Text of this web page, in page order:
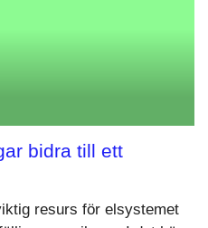
bidra till ett
resurs för elsystemet